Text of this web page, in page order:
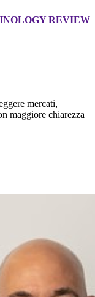
REVIEW
mercati,
maggiore chiarezza